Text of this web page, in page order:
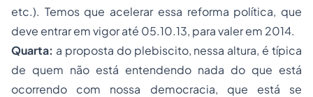
etc.). Temos que acelerar essa reforma política, que
deve entrar em vigor até 05.10.13, para valer em 2014.
Quarta: a proposta do plebiscito, nessa altura, é típica
de quem não está entendendo nada do que está
ocorrendo com nossa democracia, que está se